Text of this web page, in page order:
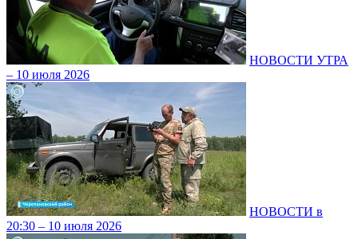
НОВОСТИ УТРА
– 10 июля 2026
НОВОСТИ в
20:30 – 10 июля 2026